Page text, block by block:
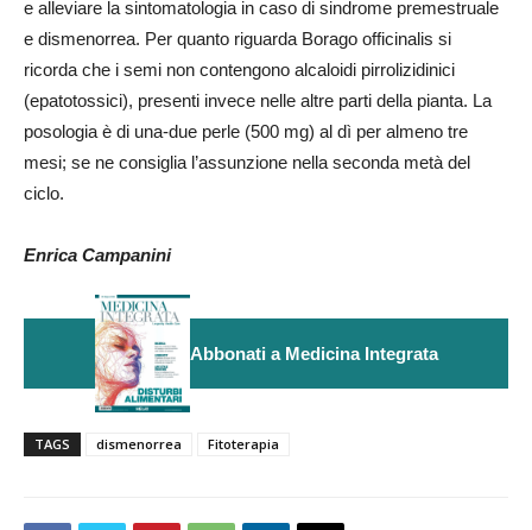
e alleviare la sintomatologia in caso di sindrome premestruale
e dismenorrea. Per quanto riguarda Borago officinalis si
ricorda che i semi non contengono alcaloidi pirrolizidinici
(epatotossici), presenti invece nelle altre parti della pianta. La
posologia è di una-due perle (500 mg) al dì per almeno tre
mesi; se ne consiglia l’assunzione nella seconda metà del
ciclo.
Enrica Campanini
Abbonati a Medicina Integrata
TAGS dismenorrea Fitoterapia